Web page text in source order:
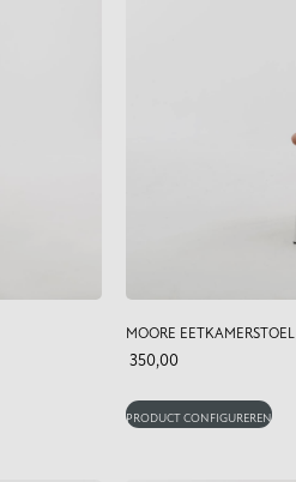
MOORE EETKAMERSTOEL
350,00
PRODUCT CONFIGUREREN